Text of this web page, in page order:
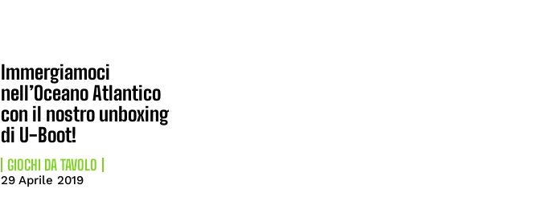
Immergiamoci
nell’Oceano Atlantico
con il nostro unboxing
di U-Boot!
GIOCHI DA TAVOLO
29 Aprile 2019